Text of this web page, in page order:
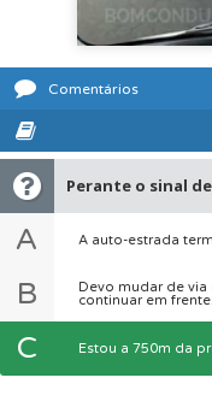
Comentários
Perante o sinal
A A auto-estrada
B
Devo mudar de
continuar em frente.
C Estou a 750m da